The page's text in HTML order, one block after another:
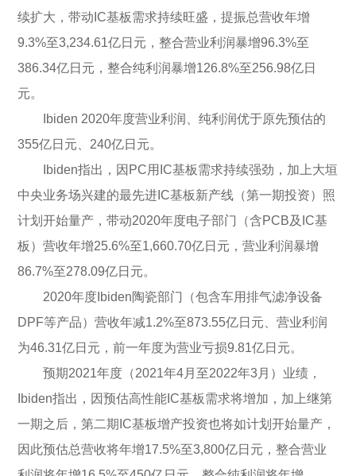
续扩大，带动IC基板需求持续旺盛，提振总营收年增
9.3%至3,234.61亿日元，整合营业利润暴增96.3%至
386.34亿日元，整合纯利润暴增126.8%至256.98亿日
元。
Ibiden 2020年度营业利润、纯利润优于原先预估的
355亿日元、240亿日元。
Ibiden指出，因PC用IC基板需求持续强劲，加上大垣
中央业务场兴建的最先进IC基板新产线（第一期投资）照
计划开始量产，带动2020年度电子部门（含PCB及IC基
板）营收年增25.6%至1,660.70亿日元，营业利润暴增
86.7%至278.09亿日元。
2020年度Ibiden陶瓷部门（包含车用排气滤净设备
DPF等产品）营收年减1.2%至873.55亿日元、营业利润
为46.31亿日元，前一年度为营业亏损9.81亿日元。
预期2021年度（2021年4月至2022年3月）业绩，
Ibiden指出，因预估高性能IC基板需求将增加，加上继第
一期之后，第二期IC基板增产投资也将如计划开始量产，
因此预估总营收将年增17.5%至3,800亿日元，整合营业